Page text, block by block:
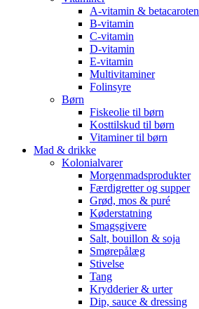
A-vitamin & betacaroten
B-vitamin
C-vitamin
D-vitamin
E-vitamin
Multivitaminer
Folinsyre
Børn
Fiskeolie til børn
Kosttilskud til børn
Vitaminer til børn
Mad & drikke
Kolonialvarer
Morgenmadsprodukter
Færdigretter og supper
Grød, mos & puré
Køderstatning
Smagsgivere
Salt, bouillon & soja
Smørepålæg
Stivelse
Tang
Krydderier & urter
Dip, sauce & dressing